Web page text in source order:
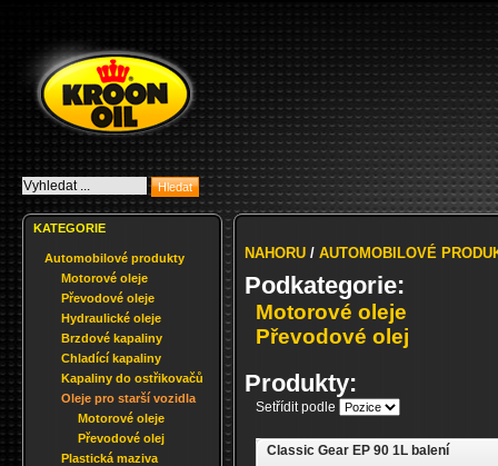
KATEGORIE
Automobilové produkty
Motorové oleje
Převodové oleje
Hydraulické oleje
Brzdové kapaliny
Chladící kapaliny
Kapaliny do ostřikovačů
Oleje pro starší vozidla
Motorové oleje
Převodové olej
Plastická maziva
NAHORU / AUTOMOBILOVÉ
Podkategorie:
Motorové oleje
Převodové olej
Produkty:
Setřídit podle
Classic Gear EP 90 1L balení